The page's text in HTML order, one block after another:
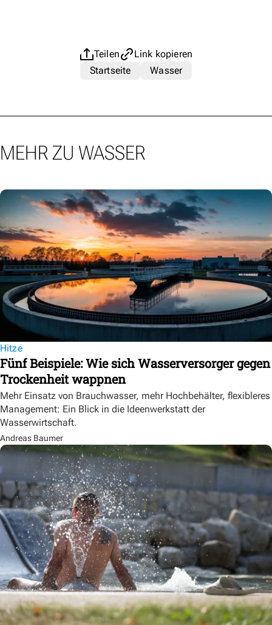
Teilen
Link kopieren
Startseite
Wasser
MEHR ZU WASSER
Hitze
Fünf Beispiele: Wie sich Wasserversorger gegen
Trockenheit wappnen
Mehr Einsatz von Brauchwasser, mehr Hochbehälter, flexibleres
Management: Ein Blick in die Ideenwerkstatt der
Wasserwirtschaft.
Andreas Baumer